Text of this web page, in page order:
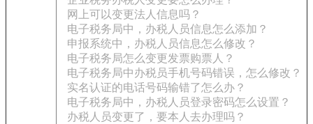
网上可以变更法人信息吗？
电子税务局中，办税人员信息怎么添加？
申报系统中，办税人员信息怎么修改？
电子税务局怎么变更发票购票人？
电子税务局中办税员手机号码错误，怎么修改？
实名认证的电话号码输错了怎么办？
电子税务局中，办税人员登录密码怎么设置？
办税人员变更了，要本人去办理吗？